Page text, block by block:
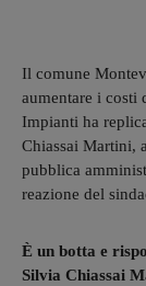
Il comune
aumentare i costi
Impianti ha
Chiassai Martini,
pubblica
reazione del
È un botta e
Silvia Chiassai